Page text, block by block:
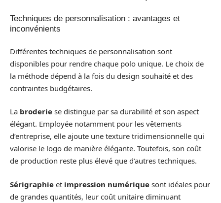
Techniques de personnalisation : avantages et
inconvénients
Différentes techniques de personnalisation sont
disponibles pour rendre chaque polo unique. Le choix de
la méthode dépend à la fois du design souhaité et des
contraintes budgétaires.
La broderie se distingue par sa durabilité et son aspect
élégant. Employée notamment pour les vêtements
d’entreprise, elle ajoute une texture tridimensionnelle qui
valorise le logo de manière élégante. Toutefois, son coût
de production reste plus élevé que d’autres techniques.
Sérigraphie et impression numérique sont idéales pour
de grandes quantités, leur coût unitaire diminuant